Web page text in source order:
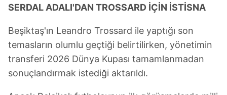
SERDAL ADALI'DAN TROSSARD İÇİN İSTİSNA
Beşiktaş'ın Leandro Trossard ile yaptığı son
temasların olumlu geçtiği belirtilirken, yönetimin
transferi 2026 Dünya Kupası tamamlanmadan
sonuçlandırmak istediği aktarıldı.